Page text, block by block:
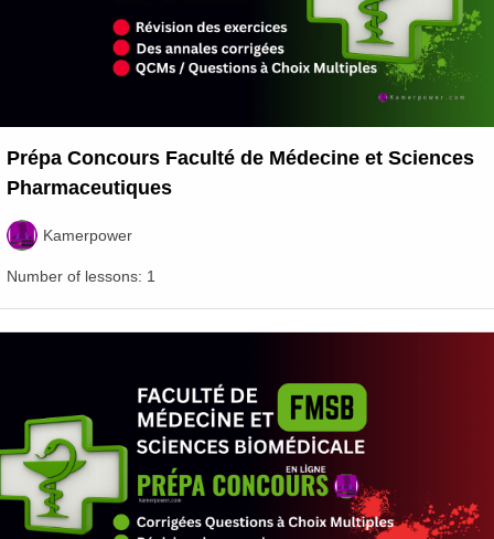
Prépa Concours Faculté de Médecine et Sciences
Pharmaceutiques
Kamerpower
Number of lessons: 1